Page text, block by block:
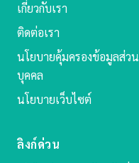
เกี่ยวกับเรา
ติดต่อเรา
นโยบายคุ้มครองข้อมูลส่วน
บุคคล
นโยบายเว็บไซต์
ลิงก์ด่วน